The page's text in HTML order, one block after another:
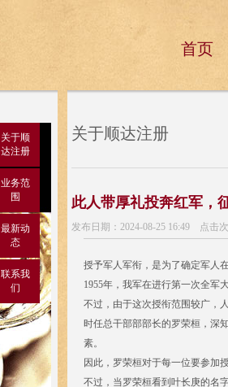
首页
关于顺达注册
关于顺
达注册
业务范
围
最新动
态
联系我
们
此人带厚礼投奔红军，
发布日期：2024-08-25 16:49 点击
授予军人军衔，是为了确定军人
1955年，我军在进行第一次全军
不过，由于这次授衔范围较广，
时任总干部部部长的罗荣桓，深
素。
因此，罗荣桓对于每一位要参加
不过，当罗荣桓看到叶长庚的名